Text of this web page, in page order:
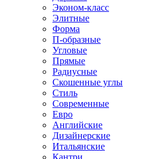
Эконом-класс
Элитные
Форма
П-образные
Угловые
Прямые
Радиусные
Скошенные углы
Стиль
Современные
Евро
Английские
Дизайнерские
Итальянские
Кантри